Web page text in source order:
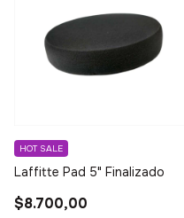
Laffitte Pad 5" Finalizado
$8.700,00
HOT SALE